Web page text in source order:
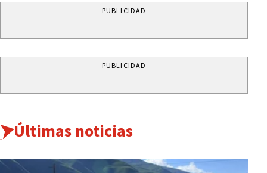
PUBLICIDAD
PUBLICIDAD
Últimas noticias